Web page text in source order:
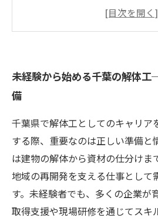
未経験者歓迎の千葉解体工
長く働くためのポイント
験から高収入を実現した成
千葉県の解体工事現場とは
リアルを紹介
未経験者も安心！千葉で解
アップするための準備と対策
未経験から始める千葉の解体
備
千葉県で解体工としてのキャリア
する際、重要なのは正しい準備と
は建物の解体から資材の仕分けま
地域の再開発を支える仕事として
す。未経験者でも、多くの企業が
取得支援や現場研修を通じてスキ